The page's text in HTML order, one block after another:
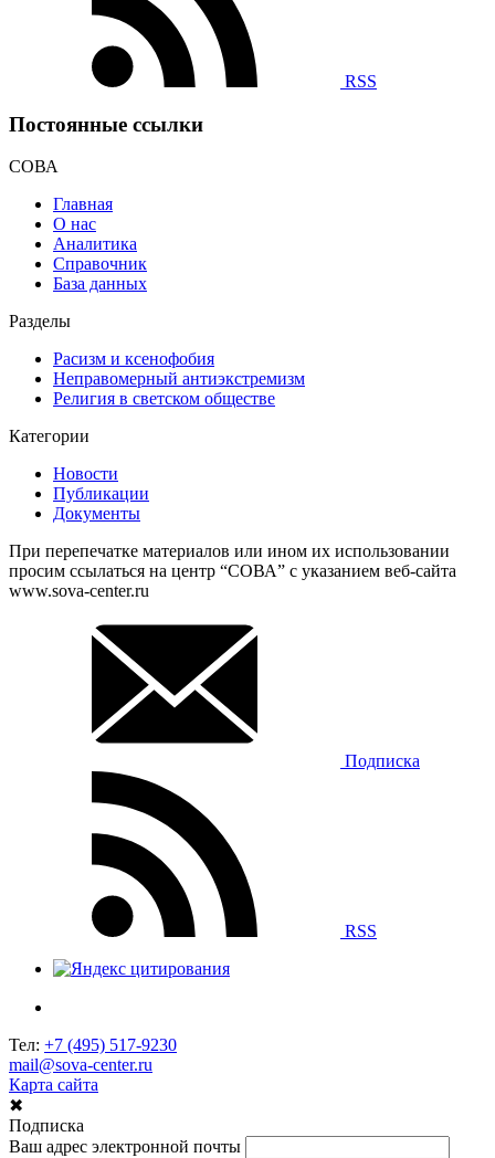
RSS
Постоянные ссылки
СОВА
Главная
О нас
Аналитика
Справочник
База данных
Разделы
Расизм и ксенофобия
Неправомерный антиэкстремизм
Религия в светском обществе
Категории
Новости
Публикации
Документы
При перепечатке материалов или ином их использовании
просим ссылаться на центр “СОВА” с указанием веб-сайта
www.sova-center.ru
Подписка
RSS
Тел: +7 (495) 517-9230
mail@sova-center.ru
Карта сайта
✖
Подписка
Ваш адрес электронной почты